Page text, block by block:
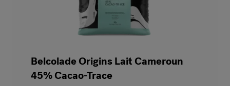
Belcolade Origins Lait Cameroun
45% Cacao-Trace